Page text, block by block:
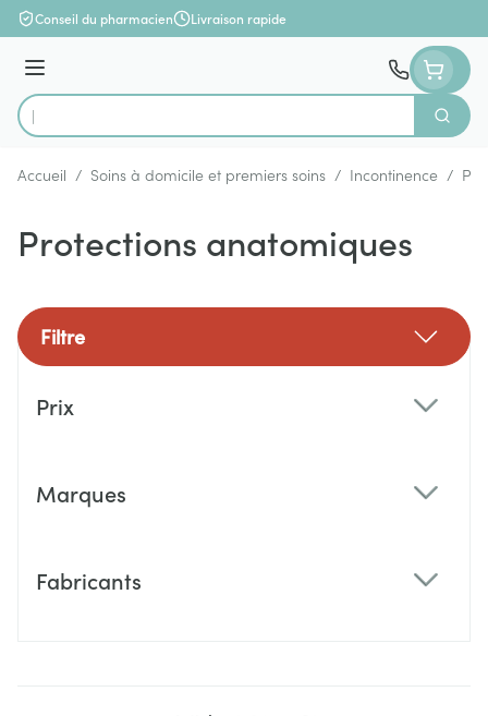
Aller au contenu
Conseil du pharmacien Livraison rapide
Menu
Rechercher
Accueil / Soins à domicile et premiers soins / Incontinence /
Protections anatomiques
Filtre
Prix
Marques
Fabricants